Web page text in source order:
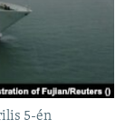
5-én